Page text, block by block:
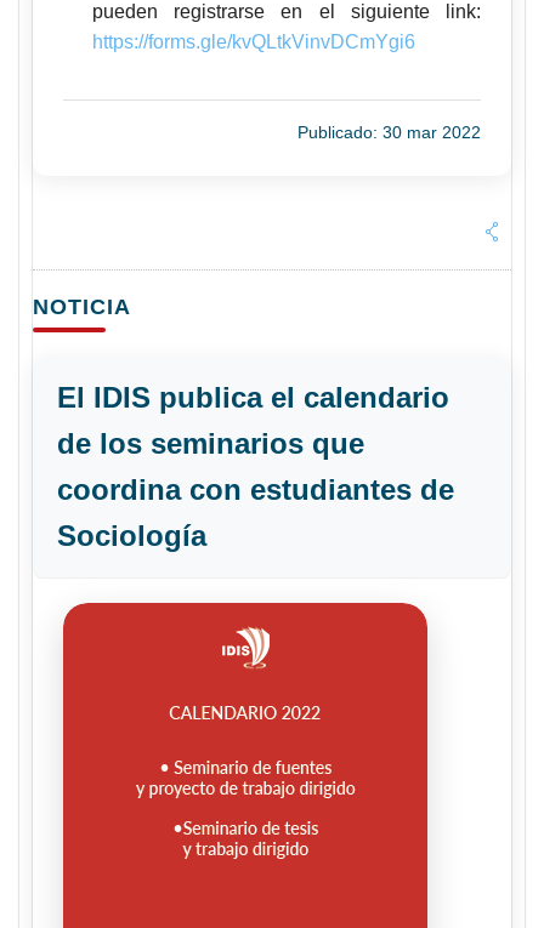
pueden registrarse en el siguiente link:
https://forms.gle/kvQLtkVinvDCmYgi6
Publicado: 30 mar 2022
NOTICIA
El IDIS publica el calendario
de los seminarios que
coordina con estudiantes de
Sociología